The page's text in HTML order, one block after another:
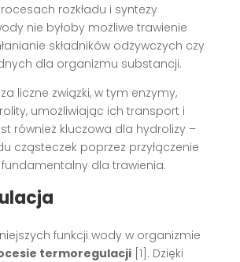
rozkładu i syntezy
nie byłoby możliwe trawienie
składników odżywczych czy
dla organizmu substancji.
liczne związki, w tym enzymy,
umożliwiając ich transport i
również kluczowa dla hydrolizy –
cząsteczek poprzez przyłączenie
dla trawienia.
funkcji wody w organizmie
termoregulacji [1]. Dzięki